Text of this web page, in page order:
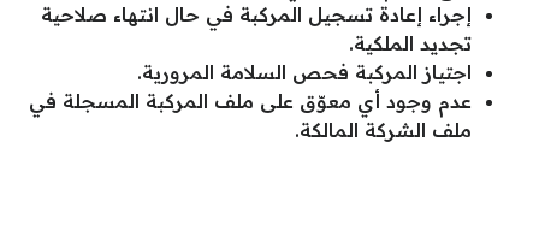
إجراء إعادة تسجيل المركبة في حال انتهاء صلاحية
تجديد الملكية.
اجتياز المركبة فحص السلامة المرورية.
عدم وجود أي معوّق على ملف المركبة المسجلة في
ملف الشركة المالكة.